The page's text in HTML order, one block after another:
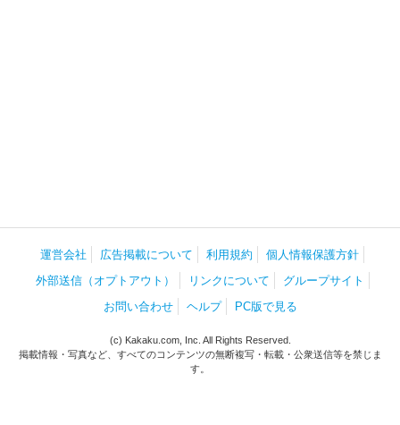
運営会社 広告掲載について 利用規約
個人情報保護方針
外部送信（オプトアウト）
リンクについて
グループサイト
お問い合わせ
ヘルプ PC版で見る
(c) Kakaku.com, Inc. All Rights Reserved.
掲載情報・写真など、すべてのコンテンツの無断複写・転載・公衆送信等を禁じま
す。